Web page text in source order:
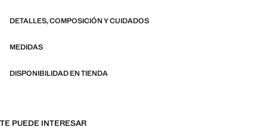
DETALLES, COMPOSICIÓN Y CUIDADOS
MEDIDAS
DISPONIBILIDAD EN TIENDA
TE PUEDE INTERESAR